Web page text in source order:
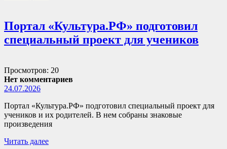
Портал «Культура.РФ» подготовил
специальный проект для учеников
Просмотров: 20
Нет комментариев
24.07.2026
Портал «Культура.РФ» подготовил специальный проект для
учеников и их родителей. В нем собраны знаковые
произведения
Читать далее